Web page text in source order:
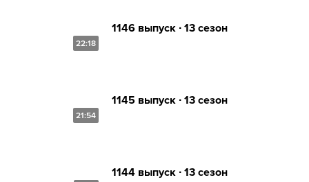
22:18
1146 выпуск ∙ 13 сезон
21:54
1145 выпуск ∙ 13 сезон
1144 выпуск ∙ 13 сезон